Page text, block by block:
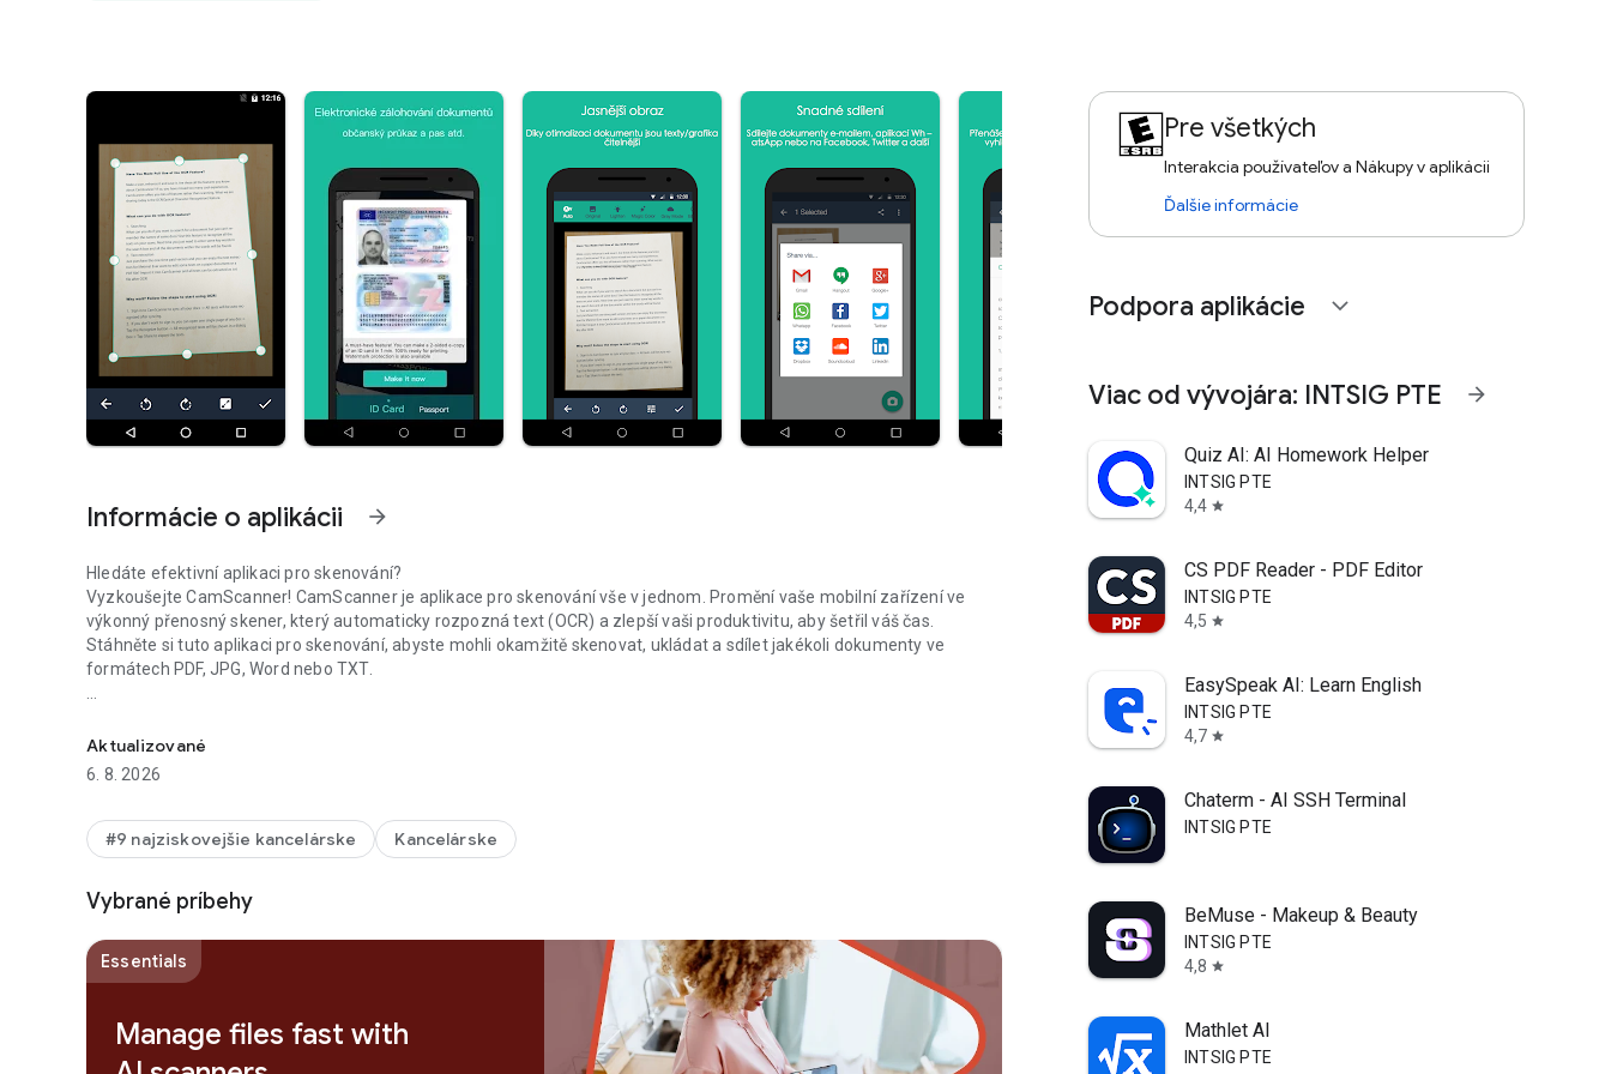
Informácie o aplikácii arrow_forward
Hledáte efektivní aplikaci pro skenování?
Vyzkoušejte CamScanner! CamScanner je aplikace pro skenování vše v jednom. Promění vaše mobilní zařízení ve
výkonný přenosný skener, který automaticky rozpozná text (OCR) a zlepší vaši produktivitu, aby šetřil váš čas.
Stáhněte si tuto aplikaci pro skenování, abyste mohli okamžitě skenovat, ukládat a sdílet jakékoli dokumenty ve
formátech PDF, JPG, Word nebo TXT.
Pomocí aplikace skeneru CamScanner můžete snadno zvládnout své papírování. Dejte sbohem obrovským a těžkým
kopírovacím strojům a pořiďte si tuto ultrarychlou aplikaci pro skenování hned teď.
* Více než 500 000 nových registrací denně
Skenerová aplikace CamScanner využívá fotoaparát vašeho mobilního zařízení ke skenování a digitalizaci všech
druhů papírových dokumentů: účtenek, poznámek, faktur, diskuzí na tabuli, vizitek, certifikátů atd.
* Optimalizace kvality skenování
Inteligentní oříznutí a automatické vylepšení zajistí, že text a grafika ve vašich skenech budou jasné a ostré s
Aktualizované
6. 8. 2026
#9 najziskovejšie kancelárske Kancelárske
Vybrané príbehy
Essentials
Manage files fast with
Pre všetkých
Interakcia používateľov a Nákupy v aplikácii
Ďalšie informácie
Podpora aplikácie expand_more
Viac od vývojára: INTSIG PTE arrow_forward
Quiz AI: AI Homework Helper
INTSIG PTE
4,4 star
CS PDF Reader - PDF Editor
INTSIG PTE
4,5 star
EasySpeak AI: Learn English
INTSIG PTE
4,7 star
Chaterm - AI SSH Terminal
INTSIG PTE
BeMuse - Makeup & Beauty
INTSIG PTE
4,8 star
Mathlet AI
INTSIG PTE